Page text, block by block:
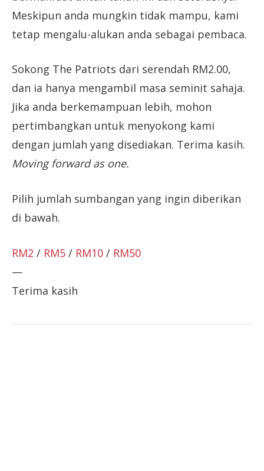
Meskipun anda mungkin tidak mampu, kami
tetap mengalu-alukan anda sebagai pembaca.
Sokong The Patriots dari serendah RM2.00,
dan ia hanya mengambil masa seminit sahaja.
Jika anda berkemampuan lebih, mohon
pertimbangkan untuk menyokong kami
dengan jumlah yang disediakan. Terima kasih.
Moving forward as one.
Pilih jumlah sumbangan yang ingin diberikan
di bawah.
RM2 / RM5 / RM10 / RM50
—
Terima kasih